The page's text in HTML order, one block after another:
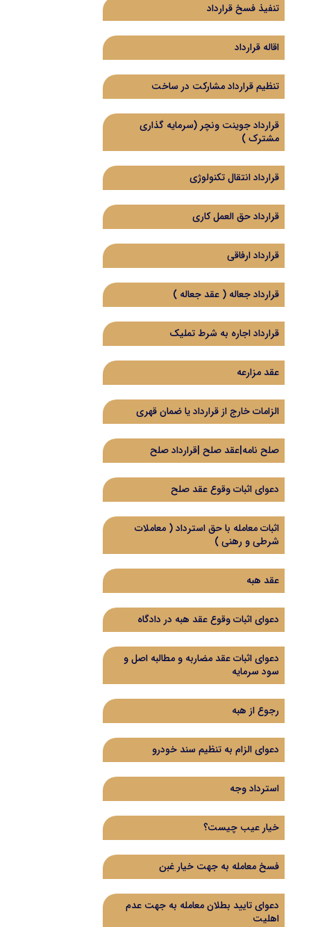
تنفیذ فسخ قرارداد
اقاله قرارداد
تنظیم قرارداد مشارکت در ساخت
قرارداد جوینت ونچر (سرمایه گذاری
مشترک )
قرارداد انتقال تکنولوژی
قرارداد حق العمل کاری
قرارداد ارفاقی
قرارداد جعاله ( عقد جعاله )
قرارداد اجاره به شرط تملیک
عقد مزارعه
الزامات خارج از قرارداد یا ضمان قهری
صلح نامه|عقد صلح |قرارداد صلح
دعوای اثبات وقوع عقد صلح
اثبات معامله با حق استرداد (‌ معاملات
شرطی و رهنی )‌
عقد هبه
دعوای اثبات وقوع عقد هبه در دادگاه
دعوای اثبات عقد مضاربه و مطالبه اصل و
سود سرمایه
رجوع از هبه
دعوای الزام به تنظیم سند خودرو
استرداد وجه
خیار عیب چیست؟
فسخ معامله به جهت خیار غبن
دعوای تایید بطلان معامله به جهت عدم
اهلیت